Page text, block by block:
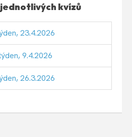
kvízů
23.4.2026
9.4.2026
26.3.2026